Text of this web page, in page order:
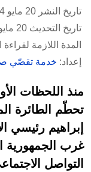
تاريخ النشر 20 مايو 2024 الساعة 14:22
تاريخ التحديث 20 مايو 2024 الساعة 14:43
المدة اللازمة لقراءة
إعداد: خدمة تقصّي صحّة
منذ اللحظات
تحطّم الطائرة
إبراهيم
غرب الجمهورية
التواصل